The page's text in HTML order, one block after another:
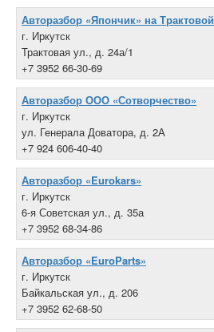
Авторазбор «Япончик» на Трактовой
г. Иркутск
Трактовая ул., д. 24а/1
+7 3952 66-30-69
Авторазбор ООО «Сотворчество»
г. Иркутск
ул. Генерала Доватора, д. 2А
+7 924 606-40-40
Авторазбор «Eurokars»
г. Иркутск
6-я Советская ул., д. 35а
+7 3952 68-34-86
Авторазбор «EuroParts»
г. Иркутск
Байкальская ул., д. 206
+7 3952 62-68-50